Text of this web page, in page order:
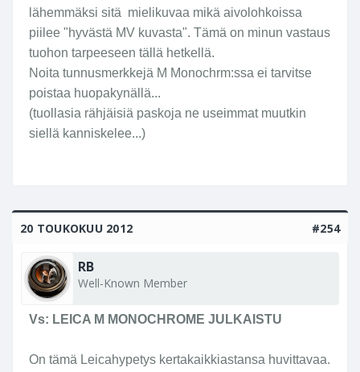
lähemmäksi sitä mielikuvaa mikä aivolohkoissa
piilee "hyvästä MV kuvasta". Tämä on minun vastaus
tuohon tarpeeseen tällä hetkellä.
Noita tunnusmerkkejä M Monochrm:ssa ei tarvitse
poistaa huopakynällä...
(tuollasia rähjäisiä paskoja ne useimmat muutkin
siellä kanniskelee...)
20 TOUKOKUU 2012 #254
RB
Well-Known Member
Vs: LEICA M MONOCHROME JULKAISTU
On tämä Leicahypetys kertakaikkiastansa huvittavaa.